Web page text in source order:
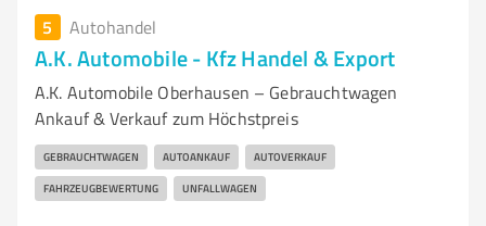
5 Autohandel
A.K. Automobile - Kfz Handel & Export
A.K. Automobile Oberhausen – Gebrauchtwagen
Ankauf & Verkauf zum Höchstpreis
GEBRAUCHTWAGEN AUTOANKAUF AUTOVERKAUF
FAHRZEUGBEWERTUNG UNFALLWAGEN